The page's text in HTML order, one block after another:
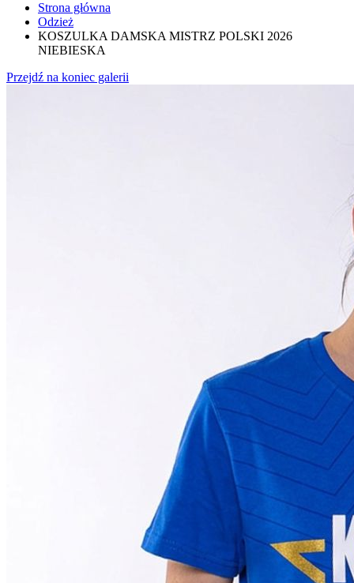
Strona główna
Odzież
KOSZULKA DAMSKA MISTRZ POLSKI 2026
NIEBIESKA
Przejdź na koniec galerii